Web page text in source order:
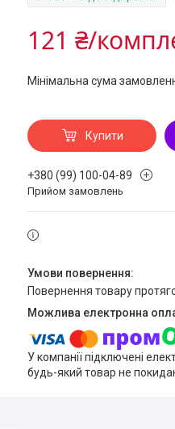
121 ₴/
Мінімальна сума
Купити
+380 (99) 100-04-89
Прийом замовлень
повернення товару
У компанії підключені
будь-який товар не